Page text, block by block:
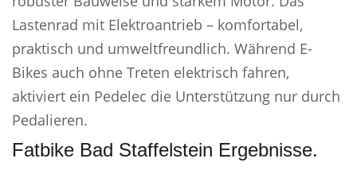
Lastenrad mit Elektroantrieb – komfortabel,
praktisch und umweltfreundlich. Während E-
Bikes auch ohne Treten elektrisch fahren,
aktiviert ein Pedelec die Unterstützung nur durch
Pedalieren.
Fatbike Bad Staffelstein Ergebnisse.